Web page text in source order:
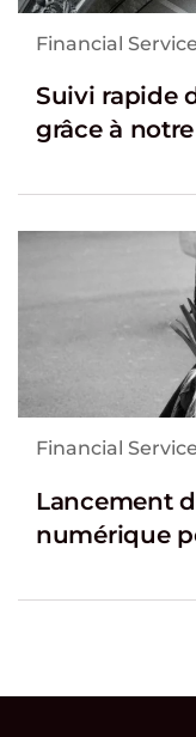
Financial
Suivi rapide
grâce à
Financial
Lancement
numérique